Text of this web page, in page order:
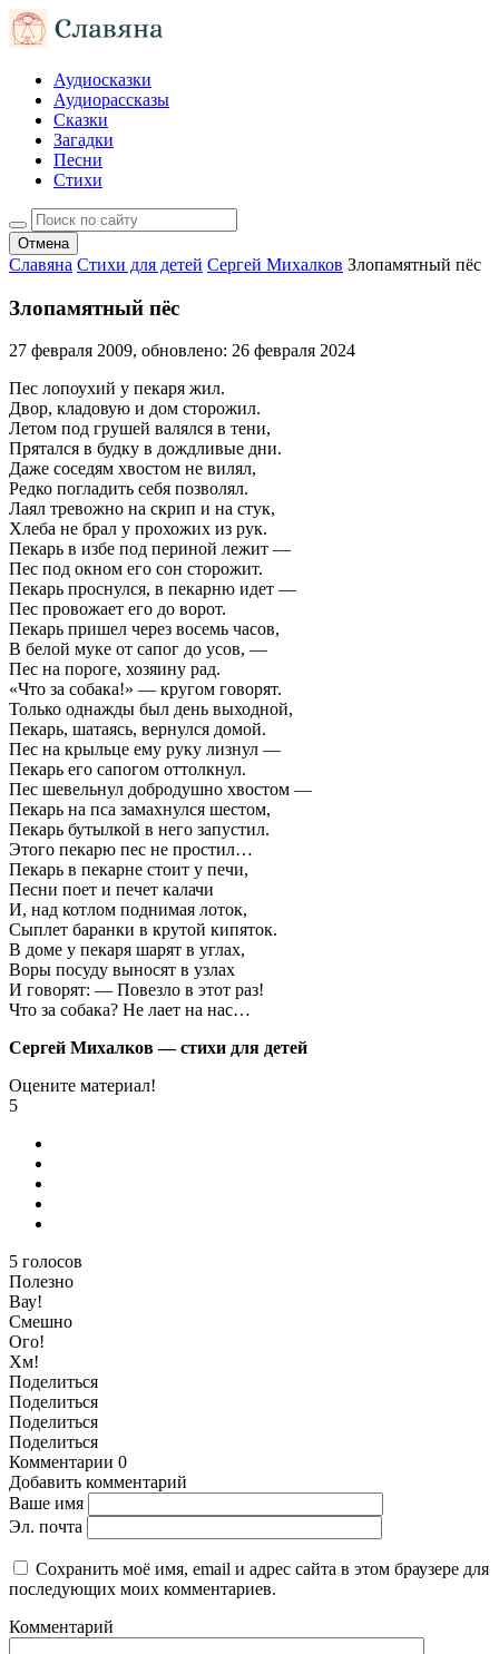
Аудиосказки
Аудиорассказы
Сказки
Загадки
Песни
Стихи
Отмена
Славяна Стихи для детей Сергей Михалков Злопамятный пёс
Злопамятный пёс
27 февраля 2009, обновлено: 26 февраля 2024
Пес лопоухий у пекаря жил.
Двор, кладовую и дом сторожил.
Летом под грушей валялся в тени,
Прятался в будку в дождливые дни.
Даже соседям хвостом не вилял,
Редко погладить себя позволял.
Лаял тревожно на скрип и на стук,
Хлеба не брал у прохожих из рук.
Пекарь в избе под периной лежит —
Пес под окном его сон сторожит.
Пекарь проснулся, в пекарню идет —
Пес провожает его до ворот.
Пекарь пришел через восемь часов,
В белой муке от сапог до усов, —
Пес на пороге, хозяину рад.
«Что за собака!» — кругом говорят.
Только однажды был день выходной,
Пекарь, шатаясь, вернулся домой.
Пес на крыльце ему руку лизнул —
Пекарь его сапогом оттолкнул.
Пес шевельнул добродушно хвостом —
Пекарь на пса замахнулся шестом,
Пекарь бутылкой в него запустил.
Этого пекарю пес не простил…
Пекарь в пекарне стоит у печи,
Песни поет и печет калачи
И, над котлом поднимая лоток,
Сыплет баранки в крутой кипяток.
В доме у пекаря шарят в углах,
Воры посуду выносят в узлах
И говорят: — Повезло в этот раз!
Что за собака? Не лает на нас…
Сергей Михалков — стихи для детей
Оцените материал!
5
5 голосов
Полезно
Вау!
Смешно
Ого!
Хм!
Поделиться
Поделиться
Поделиться
Поделиться
Комментарии 0
Добавить комментарий
Ваше имя
Эл. почта
Сохранить моё имя, email и адрес сайта в этом браузере для
последующих моих комментариев.
Комментарий